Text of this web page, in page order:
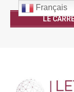
LE
Français